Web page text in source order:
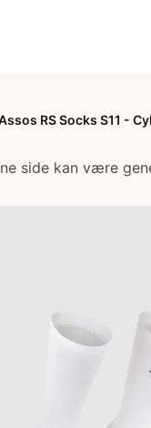
RS Socks S11 -
side kan være